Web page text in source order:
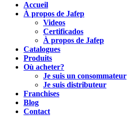
Accueil
À propos de Jafep
Videos
Certificados
À propos de Jafep
Catalogues
Produits
Où acheter?
Je suis un consommateur
Je suis distributeur
Franchises
Blog
Contact